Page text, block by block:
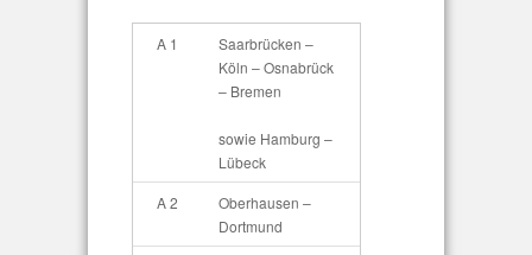
A 1
Saarbrücken –
Köln – Osnabrück
– Bremen
sowie Hamburg –
Lübeck
A 2
Oberhausen –
Dortmund